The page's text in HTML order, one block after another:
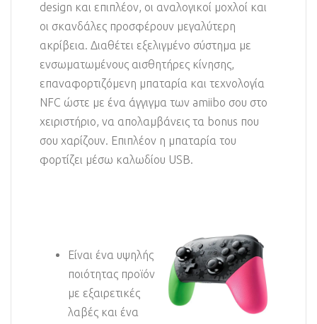
design και επιπλέον, οι αναλογικοί μοχλοί και
οι σκανδάλες προσφέρουν μεγαλύτερη
ακρίβεια. Διαθέτει εξελιγμένο σύστημα με
ενσωματωμένους αισθητήρες κίνησης,
επαναφορτιζόμενη μπαταρία και τεχνολογία
NFC ώστε με ένα άγγιγμα των amiibo σου στο
χειριστήριο, να απολαμβάνεις τα bonus που
σου χαρίζουν. Επιπλέον η μπαταρία του
φορτίζει μέσω καλωδίου USB.
Είναι ένα υψηλής
ποιότητας προϊόν
με εξαιρετικές
λαβές και ένα